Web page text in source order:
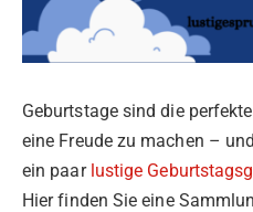
Geburtstage sind die
eine Freude zu machen –
ein paar lustige
Hier finden Sie eine